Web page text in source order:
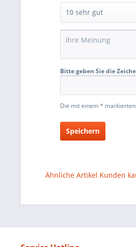
Bitte geben Sie die
Die mit einem *
Speichern
Ähnliche Artikel Kunden